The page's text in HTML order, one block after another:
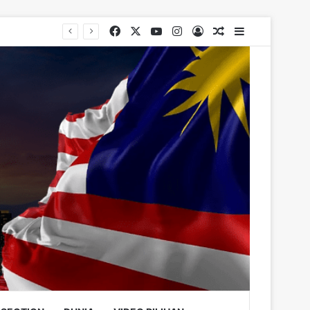
Facebook YouTubeInstagram
Log InRandom Article